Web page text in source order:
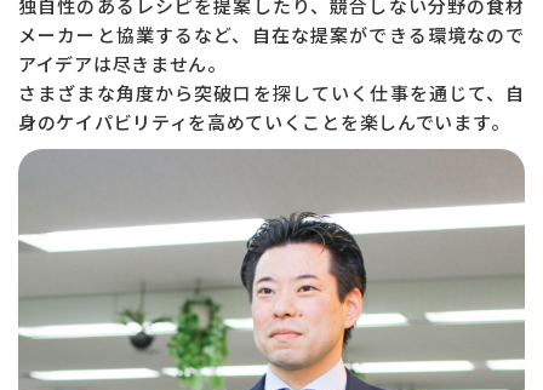
独自性のあるレシピを提案したり、競合しない分野の食材
メーカーと協業するなど、自在な提案ができる環境なので
アイデアは尽きません。
さまざまな角度から突破口を探していく仕事を通じて、自
身のケイパビリティを高めていくことを楽しんでいます。